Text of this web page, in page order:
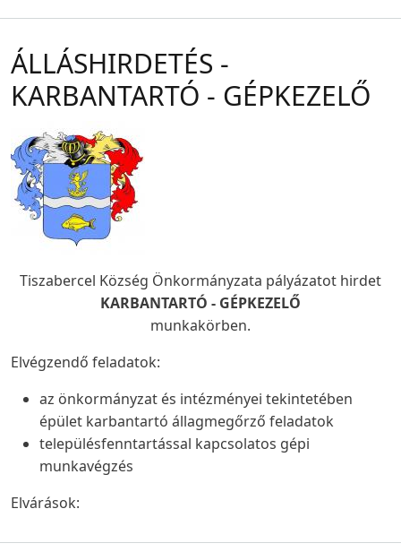
ÁLLÁSHIRDETÉS -
KARBANTARTÓ - GÉPKEZELŐ
Tiszabercel Község Önkormányzata pályázatot hirdet
KARBANTARTÓ - GÉPKEZELŐ
munkakörben.
Elvégzendő feladatok:
az önkormányzat és intézményei tekintetében
épület karbantartó állagmegőrző feladatok
településfenntartással kapcsolatos gépi
munkavégzés
Elvárások: